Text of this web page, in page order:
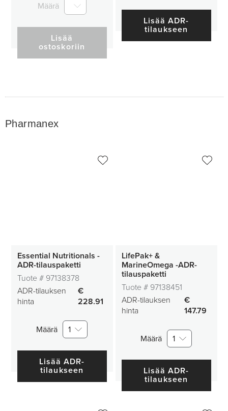
Määrä
Lisää
ostoskoriin
Lisää ADR-
tilaukseen
Pharmanex
Essential Nutritionals -
ADR-tilauspaketti
Tuote # 97138378
ADR-tilauksen
hinta
€
228.91
Määrä 1
Lisää ADR-
tilaukseen
LifePak+ &
MarineOmega -ADR-
tilauspaketti
Tuote # 97138451
ADR-tilauksen
hinta
€
147.79
Määrä 1
Lisää ADR-
tilaukseen